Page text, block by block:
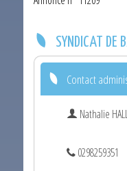
SYNDICAT DE
Contact
Nathalie
0298259351